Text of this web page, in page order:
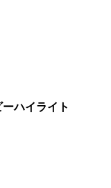
ハイライト